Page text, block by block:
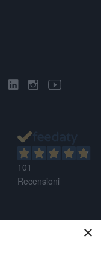
101
Recensioni
×